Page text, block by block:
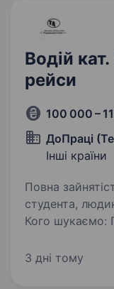
Водій
рейси
100 000 –
ДоПраці
Інші країни
Повна
студента,
Кого шукаємо: Приймаємо кандидатів з
має право на виїзд
3 дні тому